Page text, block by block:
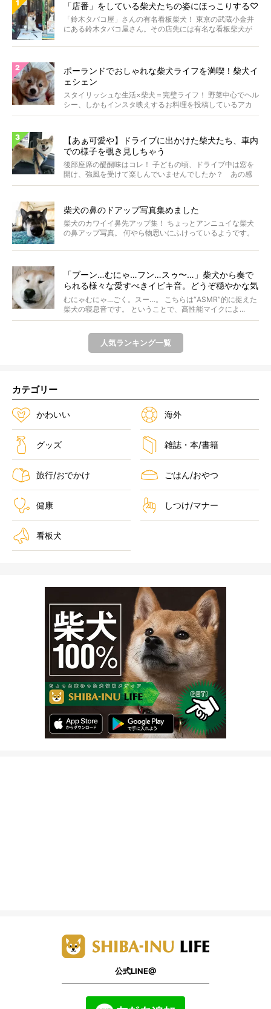
「店番」をしている柴犬たちの姿にほっこりする♡
「鈴木タバコ屋」さんの有名看板柴犬！ 東京の武蔵小金井
にある鈴木タバコ屋さん。その店先には有名な看板柴犬が
ポーランドでおしゃれな柴犬ライフを満喫！柴犬イ
ェシェン
スタイリッシュな生活×柴犬＝完璧ライフ！ 野菜中心でヘル
シー、しかもインスタ映えするお料理を投稿しているアカ
ウ...
【あぁ可愛や】ドライブに出かけた柴犬たち、車内
での様子を覗き見しちゃう
後部座席の醍醐味はコレ！ 子どもの頃、ドライブ中は窓を
開け、強風を受けて楽しんでいませんでしたか？ あの感
じが...
柴犬の鼻のドアップ写真集めました
柴犬のカワイイ鼻先アップ集！ ちょっとアンニュイな柴犬
の鼻アップ写真。 何やら物思いにふけっているようです。
「ブーン…むにゃ…フン…スゥ〜…」柴犬から奏で
られる様々な愛すべきイビキ音。どうぞ穏やかな気
持ちでご堪能ください。【動画】
むにゃむにゃ…ごく。スー…。 こちらは“ASMR”的に捉えた
柴犬の寝息音です。 ということで、高性能マイクによ...
人気ランキング一覧
カテゴリー
かわいい 海外
グッズ 雑誌・本/書籍
旅行/おでかけ ごはん/おやつ
健康 しつけ/マナー
看板犬
公式LINE@